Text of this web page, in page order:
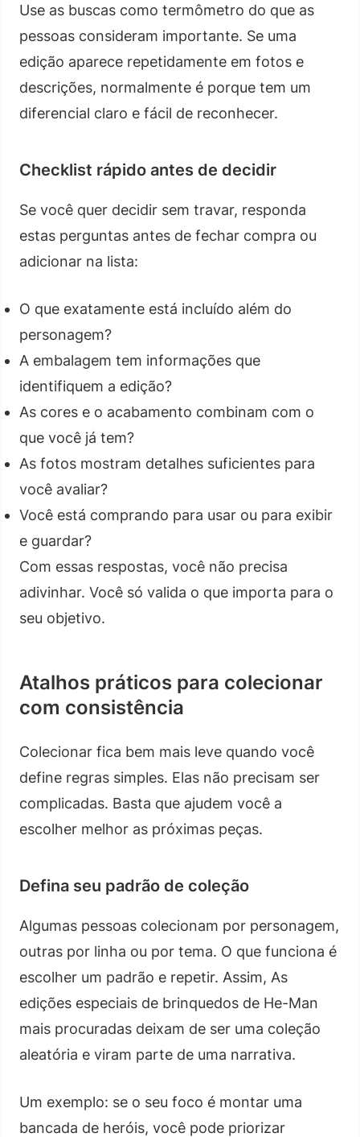
Use as buscas como termômetro do que as
pessoas consideram importante. Se uma
edição aparece repetidamente em fotos e
descrições, normalmente é porque tem um
diferencial claro e fácil de reconhecer.
Checklist rápido antes de decidir
Se você quer decidir sem travar, responda
estas perguntas antes de fechar compra ou
adicionar na lista:
O que exatamente está incluído além do
personagem?
A embalagem tem informações que
identifiquem a edição?
As cores e o acabamento combinam com o
que você já tem?
As fotos mostram detalhes suficientes para
você avaliar?
Você está comprando para usar ou para exibir
e guardar?
Com essas respostas, você não precisa
adivinhar. Você só valida o que importa para o
seu objetivo.
Atalhos práticos para colecionar
com consistência
Colecionar fica bem mais leve quando você
define regras simples. Elas não precisam ser
complicadas. Basta que ajudem você a
escolher melhor as próximas peças.
Defina seu padrão de coleção
Algumas pessoas colecionam por personagem,
outras por linha ou por tema. O que funciona é
escolher um padrão e repetir. Assim, As
edições especiais de brinquedos de He-Man
mais procuradas deixam de ser uma coleção
aleatória e viram parte de uma narrativa.
Um exemplo: se o seu foco é montar uma
bancada de heróis, você pode priorizar